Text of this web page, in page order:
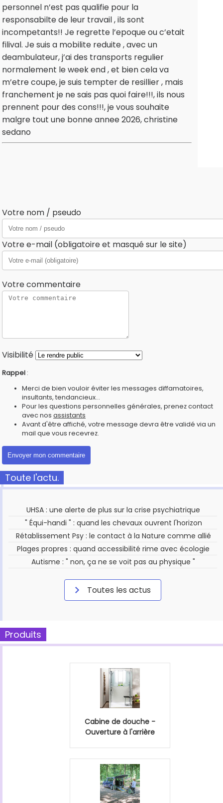
personnel n’est pas qualifie pour la
responsabilte de leur travail , ils sont
incompetants!! Je regrette l’epoque ou c’etait
filival. Je suis a mobilite reduite , avec un
deambulateur, j’ai des transports regulier
normalement le week end , et bien cela va
m’etre coupe, je suis tempter de resillier , mais
franchement je ne sais pas quoi faire!!!, ils nous
prennent pour des cons!!!, je vous souhaite
malgre tout une bonne annee 2026, christine
sedano
Votre nom / pseudo
Votre e-mail (obligatoire et masqué sur le site)
Votre commentaire
Visibilité
Rappel :
Merci de bien vouloir éviter les messages diffamatoires,
insultants, tendancieux...
Pour les questions personnelles générales, prenez contact
avec nos assistants
Avant d'être affiché, votre message devra être validé via un
mail que vous recevrez.
Toute l'actu.
UHSA : une alerte de plus sur la crise psychiatrique
" Équi-handi " : quand les chevaux ouvrent l'horizon
Rétablissement Psy : le contact à la Nature comme allié
Plages propres : quand accessibilité rime avec écologie
Autisme : " non, ça ne se voit pas au physique "
Toutes les actus
Produits
Cabine de douche -
Ouverture à l'arrière